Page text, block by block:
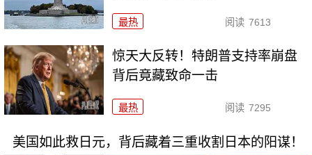
最热 阅读 7613
惊天大反转！特朗普支持率崩盘
背后竟藏致命一击
最热 阅读 7295
美国如此救日元，背后藏着三重收割日本的阳谋！